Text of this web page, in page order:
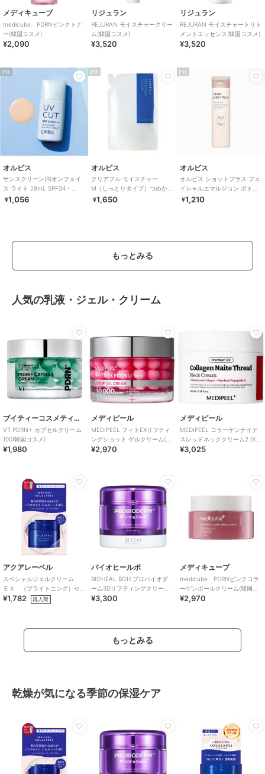
メディキューブ
medicube PDRNピンクトナ
ー(韓国コスメ)
¥2,090
リジュラン
REJURAN モイスチャークリー
ム(韓国コスメ)
¥3,520
リジュラン
REJURAN モイスチャートリト
メントエッセンス(韓国コスメ)
¥3,520
PR
オルビス
サンスクリーン(R)オンフェイ
ス ライト 28mL SPF34・
PA+++（顔用日焼け止め）
¥1,056
PR
オルビス
クリアフル モイスチャー
M（しっとりタイプ）つめかえ
用 医薬部外品
¥1,650
PR
オルビス
オルビス ショットプラス フェ
イシャルエマルジョン ボトル
入り 80mL
¥1,210
もっとみる
人気の乳液・ジェル・クリーム
ブイティーコスメティクス
VT PDRN+ カプセルクリーム
100(韓国コスメ)
¥1,980
メディピール
MEDIPEEL フィトEXリフティ
ングショット ゲルクリーム(韓
国コスメ)
¥2,970
メディピール
MEDIPEEL コラーゲンナイテ
スレッドネッククリーム2.0(韓
国コスメ)
¥3,025
アクアレーベル
スペシャルジェルクリーム
ＥＸ （ブライトニング）セ
ットｂ
¥1,782 再入荷
バイオヒールボ
BIOHEAL BOH プロバイオダ
ーム3Dリフティングクリーム
(韓国コスメ)
¥3,300
メディキューブ
medicube PDRNピンクコラ
ーゲンボールクリーム(韓国コ
スメ)
¥2,970
もっとみる
乾燥が気になる季節の保湿ケア